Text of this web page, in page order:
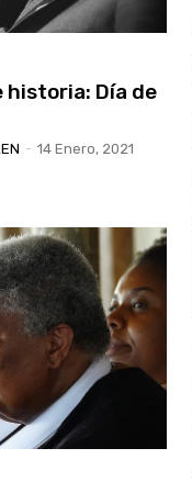
historia: Día de
- 14 Enero, 2021